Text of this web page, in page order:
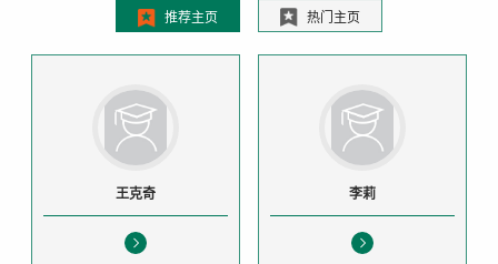
推荐主页 热门主页
王克奇 李莉